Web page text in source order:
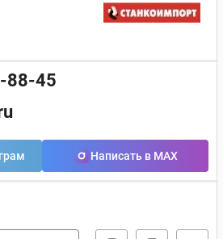
88-45
Написать в MAX